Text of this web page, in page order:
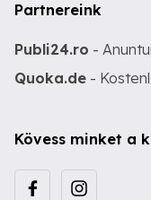
Partnereink
Publi24.ro -
Quoka.de -
Kövess minket a